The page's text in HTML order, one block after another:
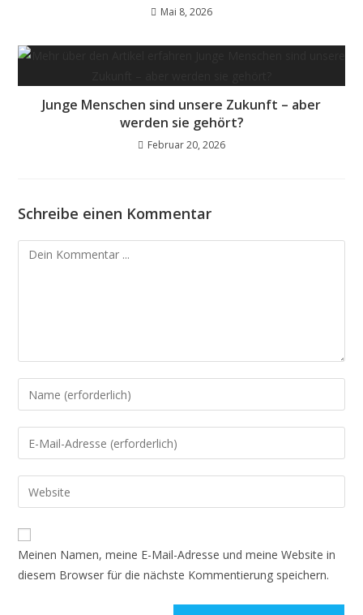
Mai 8, 2026
Junge Menschen sind unsere Zukunft – aber
werden sie gehört?
Februar 20, 2026
Schreibe einen Kommentar
Kommentieren
Gib
deinen
Namen
oder
zum
Kommentieren
ein
Gib
deine
E-
Mail-
zum
Kommentieren
ein
Gib
deine
Website-
URL
Meinen Namen, meine E-Mail-Adresse und meine Website in
diesem Browser für die nächste Kommentierung speichern.